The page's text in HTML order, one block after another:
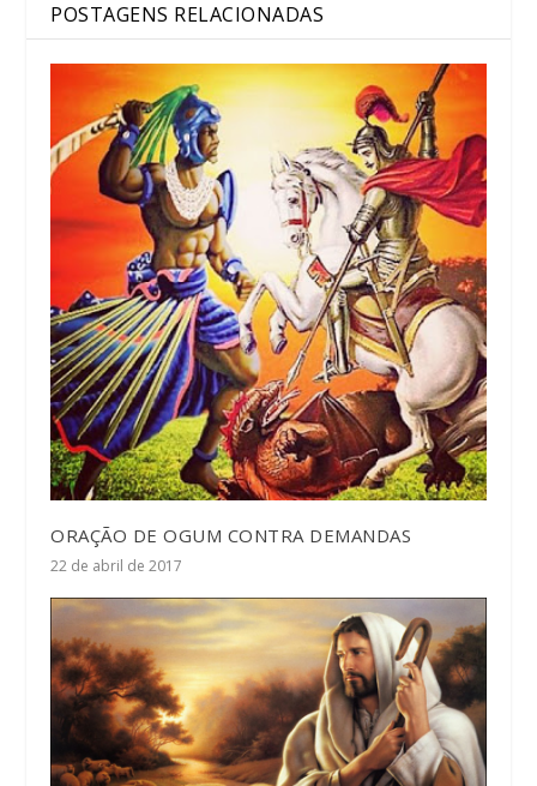
POSTAGENS RELACIONADAS
ORAÇÃO DE OGUM CONTRA DEMANDAS
22 de abril de 2017